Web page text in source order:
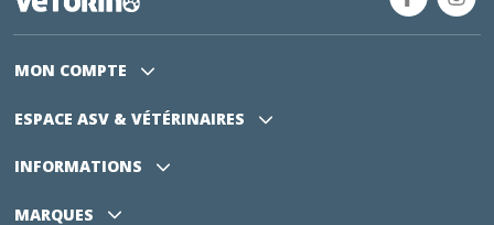
MON COMPTE
ESPACE ASV & VÉTÉRINAIRES
INFORMATIONS
MARQUES